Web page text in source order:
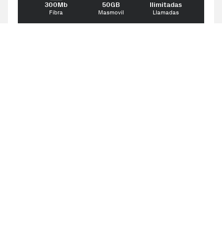
300Mb
Fibra
50GB
Masmovil
Ilimitadas
Llamadas